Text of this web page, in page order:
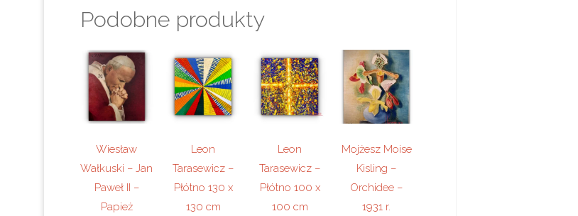
Podobne produkty
Wiesław
Wałkuski – Jan
Paweł II –
Papież
Leon
Tarasewicz –
Płótno 130 x
130 cm
Leon
Tarasewicz –
Płótno 100 x
100 cm
Mojżesz Moise
Kisling –
Orchidee –
1931 r.